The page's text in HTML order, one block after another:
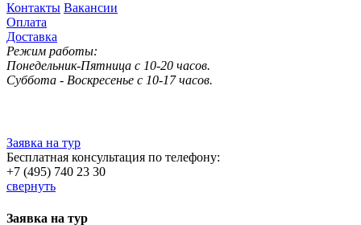
Контакты Вакансии
Оплата
Доставка
Режим работы:
Понедельник-Пятница с 10-20 часов.
Суббота - Воскресенье с 10-17 часов.
Заявка на тур
Бесплатная консультация по телефону:
+7 (495) 740 23 30
свернуть
Заявка на тур